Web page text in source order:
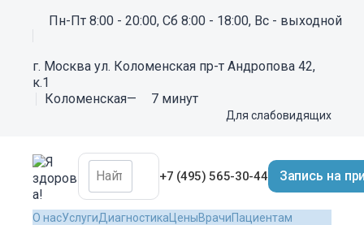
Пн-Пт 8:00 - 20:00, Сб 8:00 - 18:00, Вс - выходной
г. Москва ул. Коломенская пр-т Андропова 42,
к.1
Коломенская— 7 минут
Для слабовидящих
+7 (495) 565-30-44 Запись на
О насУслугиДиагностика ЦеныВрачиПациентам
Автор:
29 Июня 2011вЛАПАРОСКОПИЯ- вопросы и ответы
Ответить в тему
На форуме отвечает акушер – гинеколог, врач УЗИ:
Мацкевич Елизавета Николаевна